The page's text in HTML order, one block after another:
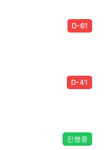
D-61
D-41
진행중